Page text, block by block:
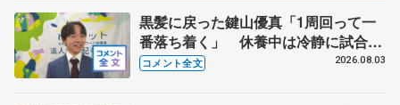
黒髪に戻った鍵山優真「1周回って一
番落ち着く」 休養中は冷静に試合を
観戦する機会にも
コメント全文 2026.08.03